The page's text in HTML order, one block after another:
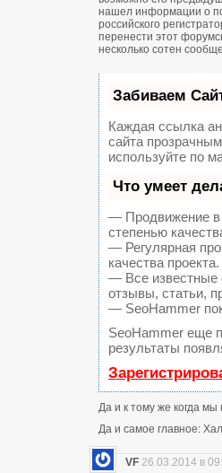
нашел информации о
российского
перенести этот
несколько сотен
Забиваем
Каждая ссылка
сайта
используйте по
Что умеет
— Продвижение в
степенью
— Регулярная
качества проекта.
— Все известные
отзывы, статьи,
— SeoHammer
SeoHammer еще
результаты
Да и к тому же когда
Да и самое главное:
VF 26.03.2014 в